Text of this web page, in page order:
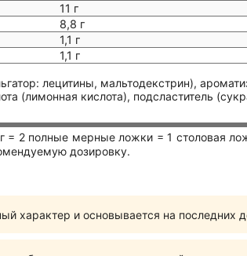
11 г
8,8 г
1,1 г
1,1 г
лецитины, мальтодекстрин),
(лимонная кислота), подсластитель
= 2 полные мерные ложки = 1 столовая
дозировку.
характер и основывается на последних